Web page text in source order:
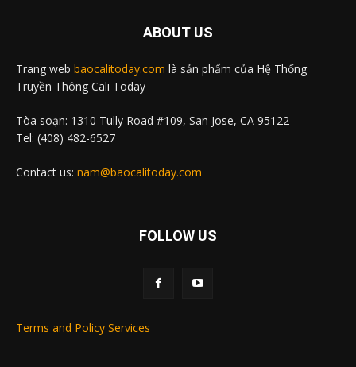
ABOUT US
Trang web baocalitoday.com là sản phẩm của Hệ Thống
Truyền Thông Cali Today
Tòa soạn: 1310 Tully Road #109, San Jose, CA 95122
Tel: (408) 482-6527
Contact us: nam@baocalitoday.com
FOLLOW US
Terms and Policy Services